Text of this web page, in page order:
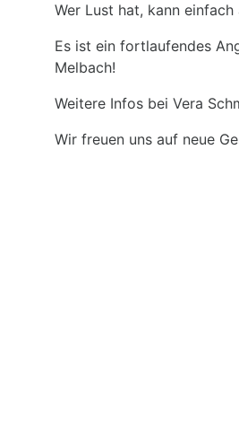
Wer Lust hat, kann
Es ist ein fortlaufendes
Melbach!
Weitere Infos bei Vera
Wir freuen uns auf neue